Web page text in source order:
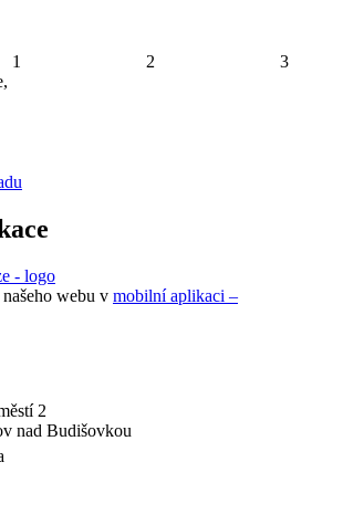
1 2 3
webu v mobilní aplikaci –
2
nad Budišovkou